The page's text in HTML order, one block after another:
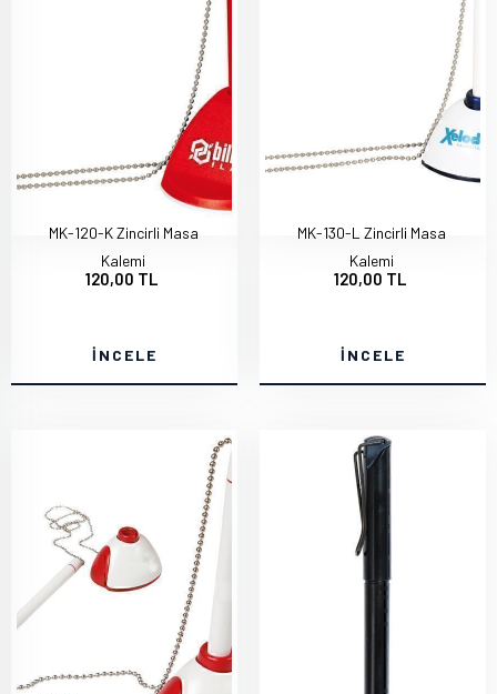
MK-120-K Zincirli Masa
Kalemi
120,00 TL
İNCELE
MK-130-L Zincirli Masa
Kalemi
120,00 TL
İNCELE